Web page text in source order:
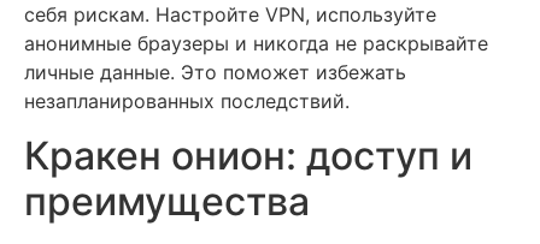
себя рискам. Настройте VPN, используйте
анонимные браузеры и никогда не раскрывайте
личные данные. Это поможет избежать
незапланированных последствий.
Кракен онион: доступ и
преимущества